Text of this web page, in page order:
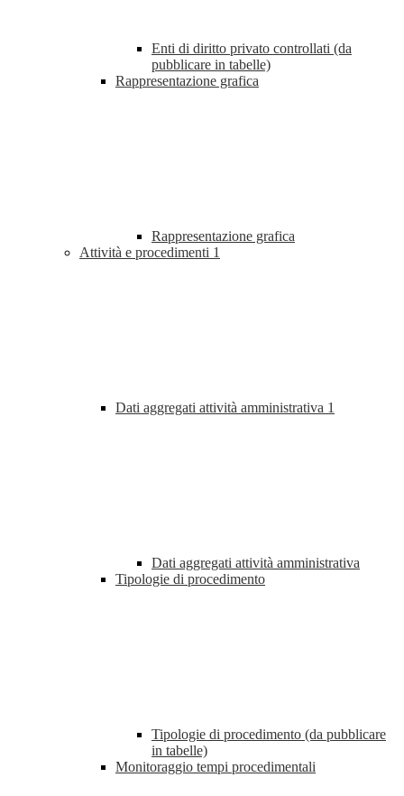
Enti di diritto privato controllati (da
pubblicare in tabelle)
Rappresentazione grafica
Rappresentazione grafica
Attività e procedimenti 1
Dati aggregati attività amministrativa 1
Dati aggregati attività amministrativa
Tipologie di procedimento
Tipologie di procedimento (da pubblicare
in tabelle)
Monitoraggio tempi procedimentali